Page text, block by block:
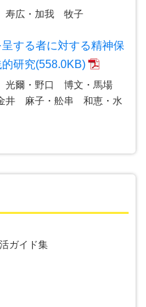
広・加我 牧子
呈する者に対する精神保
研究(558.0KB)
爾・野口 博文・馬場
井 麻子・舩串 和恵・水
ガイド集